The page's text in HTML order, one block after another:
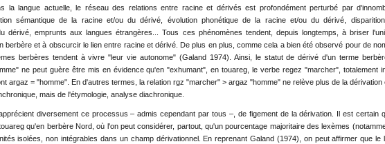
la langue actuelle, le réseau des relations entre racine et dérivés est profondément perturbé par
sémantique de la racine et/ou du dérivé, évolution phonétique de la racine et/ou du dérivé,
dérivé, emprunts aux langues étrangères... Tous ces phénomènes tendent, depuis longtemps, à briser
berbère et à obscurcir le lien entre racine et dérivé. De plus en plus, comme cela a bien été observé pour de
berbères tendent à vivre "leur vie autonome" (Galand 1974). Ainsi, le statut de dérivé d'un terme
ne peut guère être mis en évidence qu'en "exhumant", en touareg, le verbe regez "marcher", totalement
argaz = "homme". En d'autres termes, la relation rgz "marcher" > argaz "homme" ne relève plus de la dérivation
mais de l'étymologie, analyse diachronique.
diversement ce processus – admis cependant par tous –, de figement de la dérivation. Il est certain
qu'en berbère Nord, où l'on peut considérer, partout, qu'un pourcentage majoritaire des lexèmes
isolées, non intégrables dans un champ dérivationnel. En reprenant Galand (1974), on peut affirmer que le